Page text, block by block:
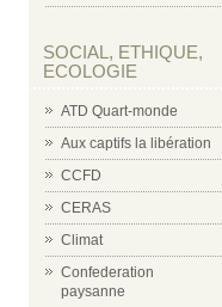
SOCIAL, ETHIQUE,
ECOLOGIE
ATD Quart-monde
Aux captifs la libération
CCFD
CERAS
Climat
Confederation
paysanne